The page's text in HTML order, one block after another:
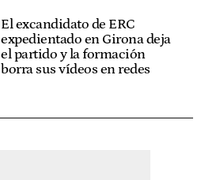
El excandidato de ERC
expedientado en Girona deja
el partido y la formación
borra sus vídeos en redes